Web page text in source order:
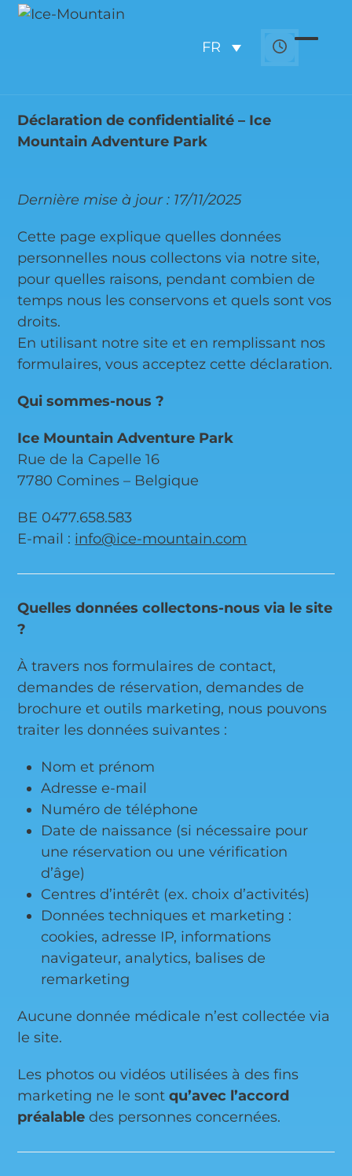
Skip
FR
Déclaration de confidentialité – Ice
Mountain Adventure Park
Dernière mise à jour : 17/11/2025
Cette page explique quelles données
personnelles nous collectons via notre site,
pour quelles raisons, pendant combien de
temps nous les conservons et quels sont vos
droits.
En utilisant notre site et en remplissant nos
formulaires, vous acceptez cette déclaration.
Qui sommes-nous ?
Ice Mountain Adventure Park
Rue de la Capelle 16
7780 Comines – Belgique
BE 0477.658.583
E-mail : info@ice-mountain.com
Quelles données collectons-nous via le site
?
À travers nos formulaires de contact,
demandes de réservation, demandes de
brochure et outils marketing, nous pouvons
traiter les données suivantes :
Nom et prénom
Adresse e-mail
Numéro de téléphone
Date de naissance (si nécessaire pour
une réservation ou une vérification
d’âge)
Centres d’intérêt (ex. choix d’activités)
Données techniques et marketing :
cookies, adresse IP, informations
navigateur, analytics, balises de
remarketing
Aucune donnée médicale n’est collectée via
le site.
Les photos ou vidéos utilisées à des fins
marketing ne le sontqu’avec l’accord
préalable des personnes concernées.